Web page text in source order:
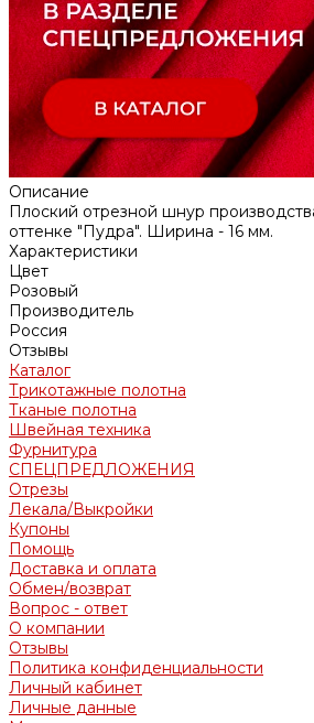
Описание
Плоский отрезной шнур
оттенке "Пудра". Ширина - 16 мм.
Характеристики
Цвет
Розовый
Производитель
Россия
Отзывы
Каталог
Трикотажные полотна
Тканые полотна
Швейная техника
Фурнитура
СПЕЦПРЕДЛОЖЕНИЯ
Отрезы
Лекала/Выкройки
Купоны
Помощь
Доставка и оплата
Обмен/возврат
Вопрос - ответ
О компании
Отзывы
Политика конфиденциальности
Личный кабинет
Личные данные